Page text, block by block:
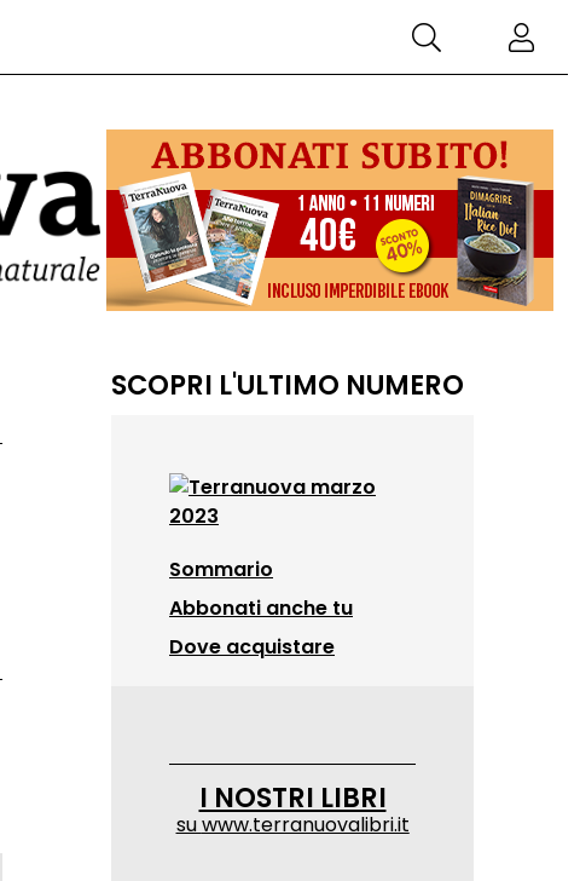
SCOPRI L'ULTIMO NUMERO
Sommario
Abbonati anche tu
Dove acquistare
I NOSTRI LIBRI
suwww.terranuovalibri.it